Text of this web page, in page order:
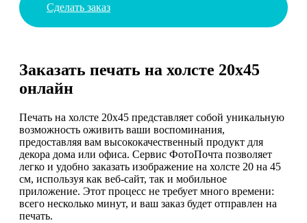
Сделать заказ
Заказать печать на холсте 20х45
онлайн
Печать на холсте 20х45 представляет собой уникальную
возможность оживить ваши воспоминания,
предоставляя вам высококачественный продукт для
декора дома или офиса. Сервис ФотоПочта позволяет
легко и удобно заказать изображение на холсте 20 на 45
см, используя как веб-сайт, так и мобильное
приложение. Этот процесс не требует много времени:
всего несколько минут, и ваш заказ будет отправлен на
печать.